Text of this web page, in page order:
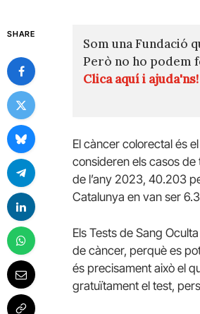
SHARE
Som una Fundació
Però no ho podem
Clica aquí i ajuda'ns!
El càncer colorectal és
consideren els casos de
de l’any 2023, 40.203
Catalunya en van ser
Els Tests de Sang
de càncer, perquè es
és precisament això el
gratuïtament el test,